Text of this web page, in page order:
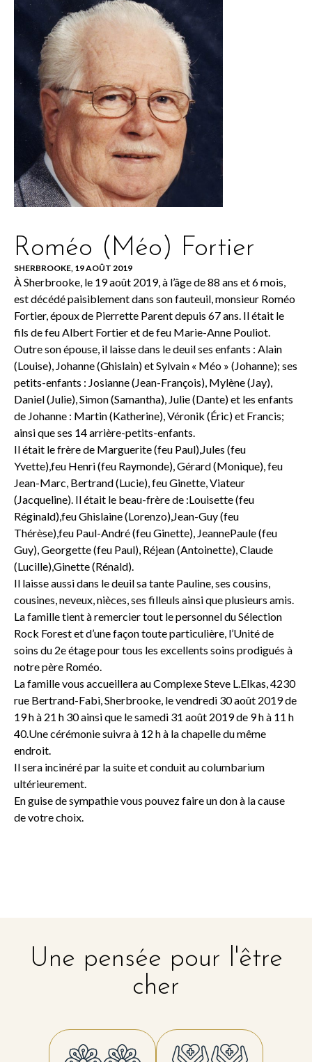
Roméo (Méo) Fortier
SHERBROOKE, 19 AOÛT 2019
À Sherbrooke, le 19 août 2019, à l’âge de 88 ans et 6 mois,
est décédé paisiblement dans son fauteuil, monsieur Roméo
Fortier, époux de Pierrette Parent depuis 67 ans. Il était le
fils de feu Albert Fortier et de feu Marie-Anne Pouliot.
Outre son épouse, il laisse dans le deuil ses enfants : Alain
(Louise), Johanne (Ghislain) et Sylvain « Méo » (Johanne); ses
petits-enfants : Josianne (Jean-François), Mylène (Jay),
Daniel (Julie), Simon (Samantha), Julie (Dante) et les enfants
de Johanne : Martin (Katherine), Véronik (Éric) et Francis;
ainsi que ses 14 arrière-petits-enfants.
Il était le frère de Marguerite (feu Paul),Jules (feu
Yvette),feu Henri (feu Raymonde), Gérard (Monique), feu
Jean-Marc, Bertrand (Lucie), feu Ginette, Viateur
(Jacqueline). Il était le beau-frère de :Louisette (feu
Réginald),feu Ghislaine (Lorenzo),Jean-Guy (feu
Thérèse),feu Paul-André (feu Ginette), JeannePaule (feu
Guy), Georgette (feu Paul), Réjean (Antoinette), Claude
(Lucille),Ginette (Rénald).
Il laisse aussi dans le deuil sa tante Pauline, ses cousins,
cousines, neveux, nièces, ses filleuls ainsi que plusieurs amis.
La famille tient à remercier tout le personnel du Sélection
Rock Forest et d’une façon toute particulière, l’Unité de
soins du 2e étage pour tous les excellents soins prodigués à
notre père Roméo.
La famille vous accueillera au Complexe Steve L.Elkas, 4230
rue Bertrand-Fabi, Sherbrooke, le vendredi 30 août 2019 de
19 h à 21 h 30 ainsi que le samedi 31 août 2019 de 9 h à 11 h
40.Une cérémonie suivra à 12 h à la chapelle du même
endroit.
Il sera incinéré par la suite et conduit au columbarium
ultérieurement.
En guise de sympathie vous pouvez faire un don à la cause
de votre choix.
Une pensée pour l'être
cher